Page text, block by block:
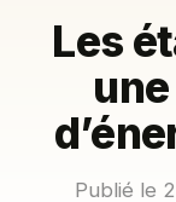
Les
Publié le